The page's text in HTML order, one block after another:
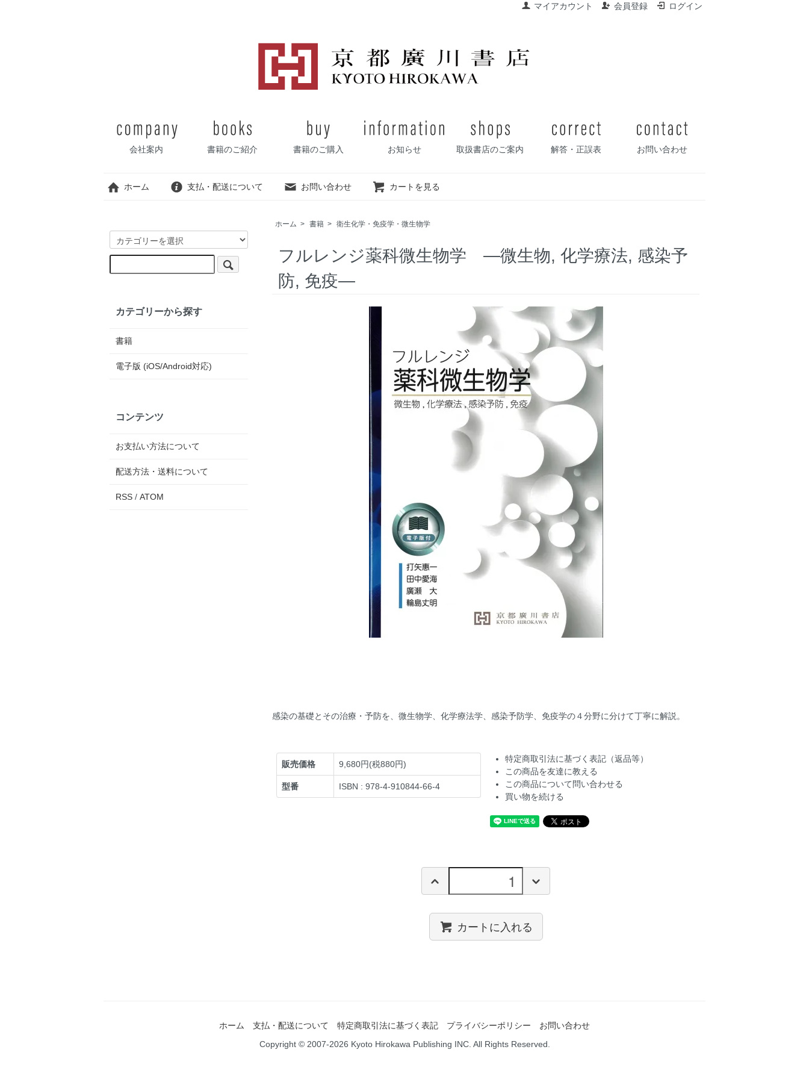
マイアカウント 会員登録 ログイン
会社案内 書籍のご紹介 書籍のご購入 お知らせ 取扱書店のご案内 解答・正誤表 お問い合わせ
ホーム 支払・配送について お問い合わせ カートを見る
ホーム > 書籍 > 衛生化学・免疫学・微生物学
フルレンジ薬科微生物学 ―微生物, 化学療法, 感染予
防, 免疫―
感染の基礎とその治療・予防を、微生物学、化学療法学、感染予防学、免疫学の４分野に分けて丁寧に解説。
販売価格 9,680円(税880円)
型番 ISBN : 978-4-910844-66-4
特定商取引法に基づく表記（返品等）
この商品を友達に教える
この商品について問い合わせる
買い物を続ける
カートに入れる
カテゴリーから探す
書籍
電子版 (iOS/Android対応)
コンテンツ
お支払い方法について
配送方法・送料について
RSS / ATOM
ホーム 支払・配送について 特定商取引法に基づく表記 プライバシーポリシー
お問い合わせ
Copyright © 2007-2026 Kyoto Hirokawa Publishing INC. All Rights Reserved.